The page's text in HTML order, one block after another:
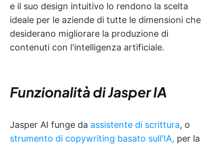
e il suo design intuitivo lo rendono la scelta
ideale per le aziende di tutte le dimensioni che
desiderano migliorare la produzione di
contenuti con l'intelligenza artificiale.
Funzionalità di Jasper IA
Jasper AI funge da assistente di scrittura, o
strumento di copywriting basato sull'IA, per la